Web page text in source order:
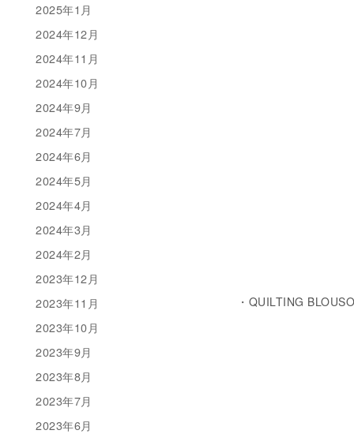
・QUILTING
2025年1月
2024年12月
2024年11月
2024年10月
2024年9月
2024年7月
2024年6月
2024年5月
2024年4月
2024年3月
2024年2月
2023年12月
2023年11月
2023年10月
2023年9月
2023年8月
2023年7月
2023年6月